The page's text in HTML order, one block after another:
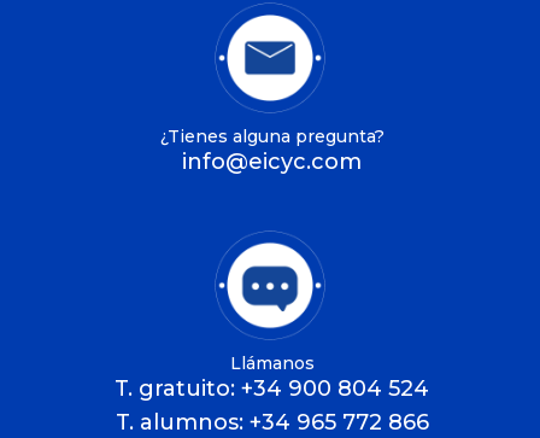
¿Tienes alguna pregunta?
info@eicyc.com
Llámanos
T. gratuito: +34 900 804 524
T. alumnos: +34 965 772 866